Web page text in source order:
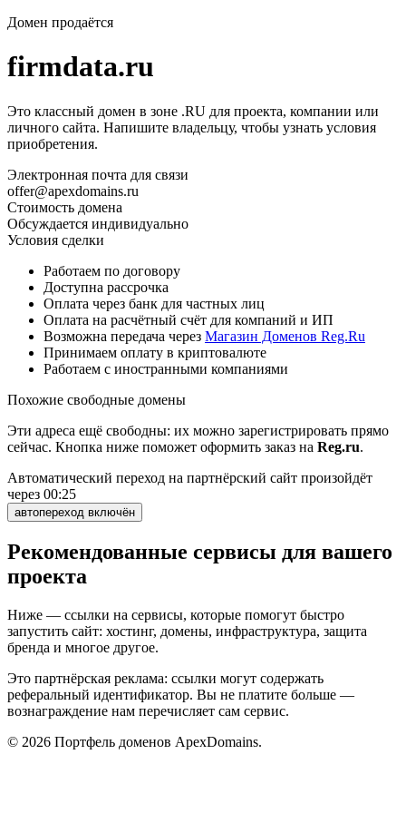
Домен продаётся
firmdata.ru
Это классный домен в зоне .RU для проекта, компании или
личного сайта. Напишите владельцу, чтобы узнать условия
приобретения.
Электронная почта для связи
offer@apexdomains.ru
Стоимость домена
Обсуждается индивидуально
Условия сделки
Работаем по договору
Доступна рассрочка
Оплата через банк для частных лиц
Оплата на расчётный счёт для компаний и ИП
Возможна передача через Магазин Доменов Reg.Ru
Принимаем оплату в криптовалюте
Работаем с иностранными компаниями
Похожие свободные домены
Эти адреса ещё свободны: их можно зарегистрировать прямо
сейчас. Кнопка ниже поможет оформить заказ на Reg.ru.
Автоматический переход на партнёрский сайт произойдёт
через 00:25
автопереход включён
Рекомендованные сервисы для вашего
проекта
Ниже — ссылки на сервисы, которые помогут быстро
запустить сайт: хостинг, домены, инфраструктура, защита
бренда и многое другое.
Это партнёрская реклама: ссылки могут содержать
реферальный идентификатор. Вы не платите больше —
вознаграждение нам перечисляет сам сервис.
© 2026 Портфель доменов ApexDomains.